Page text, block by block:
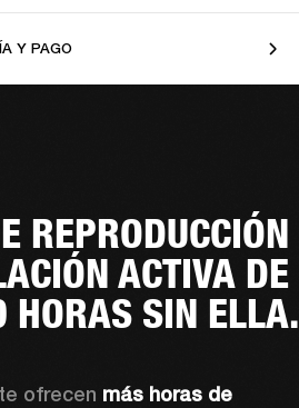
Y PAGO
REPRODUCCIÓN
ACTIVA DE
HORAS SIN ELLA.
ofrecen más horas de